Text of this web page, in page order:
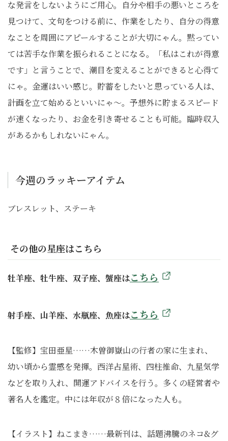
な発言をしないようにご用心。自分や相手の悪いところを
見つけて、文句をつける前に、作業をしたり、自分の得意
なことを周囲にアピールすることが大切にゃん。黙ってい
ては苦手な作業を振られることになる。「私はこれが得意
です」と言うことで、潮目を変えることができると心得て
にゃ。金運はいい感じ。貯蓄をしたいと思っている人は、
計画を立て始めるといいにゃ～。予想外に貯まるスピード
が速くなったり、お金を引き寄せることも可能。臨時収入
があるかもしれないにゃん。
今週のラッキーアイテム
ブレスレット、ステーキ
その他の星座はこちら
牡羊座、牡牛座、双子座、蟹座はこちら
射手座、山羊座、水瓶座、魚座はこちら
【監修】宝田亜星……木曽御嶽山の行者の家に生まれ、
幼い頃から霊感を発揮。西洋占星術、四柱推命、九星気学
などを取り入れ、開運アドバイスを行う。多くの経営者や
著名人を鑑定。中には年収が８倍になった人も。
【イラスト】ねこまき……最新刊は、話題沸騰のネコ&グ